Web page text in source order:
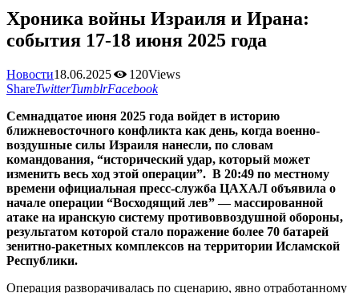
Хроника войны Израиля и Ирана:
события 17-18 июня 2025 года
Новости18.06.2025 120Views
ShareTwitterTumblrFacebook
Семнадцатое июня 2025 года войдет в историю
ближневосточного конфликта как день, когда военно-
воздушные силы Израиля нанесли, по словам
командования, “исторический удар, который может
изменить весь ход этой операции”. В 20:49 по местному
времени официальная пресс-служба ЦАХАЛ объявила о
начале операции “Восходящий лев” — массированной
атаке на иранскую систему противоввоздушной обороны,
результатом которой стало поражение более 70 батарей
зенитно-ракетных комплексов на территории Исламской
Республики.
Операция разворачивалась по сценарию, явно отработанному